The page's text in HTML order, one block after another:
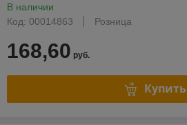
В наличии
Код: 00014863
Розница
168,60 руб.
Купить